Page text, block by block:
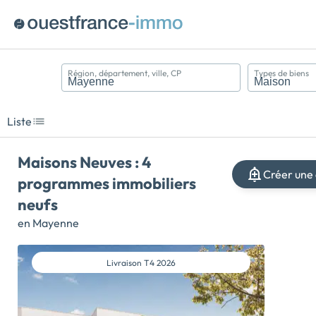
Région, département, ville, CP Types de biens
Liste
Maisons Neuves : 4
programmes immobiliers
neufs
en Mayenne
Créer
Livraison T4 2026